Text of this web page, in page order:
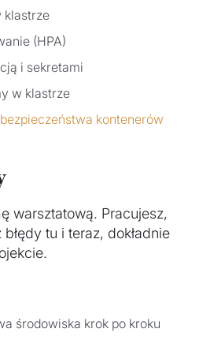
klastrze
(HPA)
i sekretami
w klastrze
bezpieczeństwa kontenerów
warsztatową. Pracujesz,
tu i teraz, dokładnie
środowiska krok po kroku